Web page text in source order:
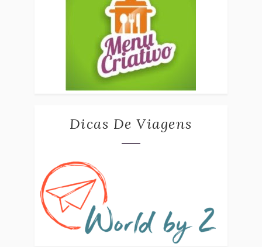
Dicas De Viagens